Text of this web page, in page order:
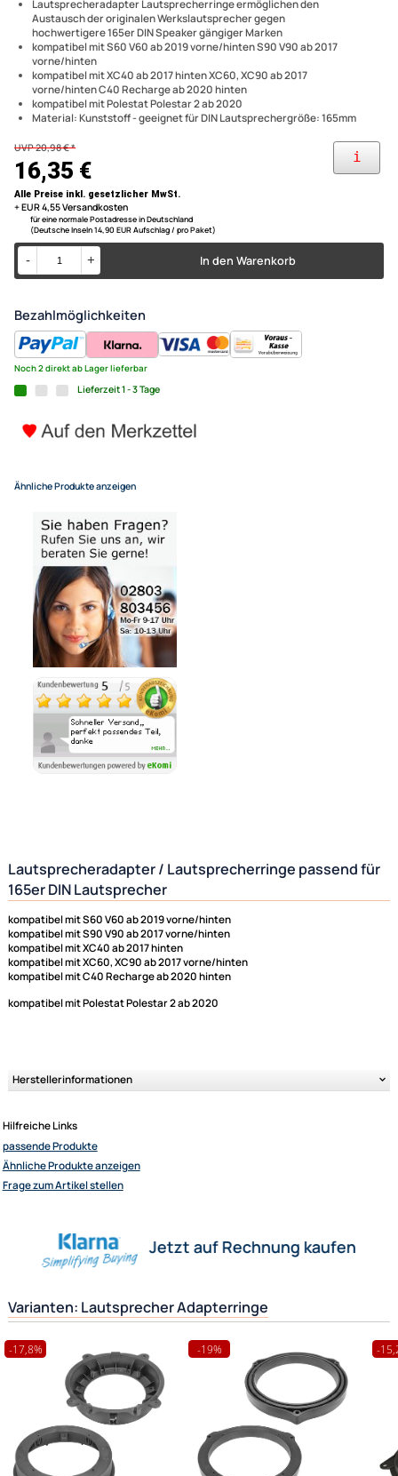
Lautsprecher Adapterringe
Volvo Polestat S60 V60 S90
XC90 Polestar 2 adaptiert
Lautsprecher
Lautsprecheradapter Lautsprecherringe ermöglichen den
Austausch der originalen Werkslautsprecher gegen
hochwertigere 165er DIN Speaker gängiger Marken
vorne/hinten
kompatibel mit XC40 ab 2017 hinten XC60, XC90 ab 2017
vorne/hinten C40 Recharge ab 2020 hinten
kompatibel mit Polestat Polestar 2 ab 2020
Material: Kunststoff - geeignet für DIN Lautsprechergröße: 165mm
Zustand:Neu
EAN:4251013651017
| Produkt bewerten
kompatibel mit XC40 ab 2017 hinten
kompatibel mit XC60, XC90 ab 2017 vorne/hinten
kompatibel mit C40 Recharge ab 2020 hinten
kompatibel mit Polestat Polestar 2 ab 2020
passende Produkte
Ähnliche Produkte anzeigen
Frage zum Artikel stellen
UVP 20,98 € *
16,35 €
+ EUR 4,55 Versandkosten
für eine normale Postadresse in Deutschland
- +
Bezahlmöglichkeiten
Noch 2 direkt ab Lager lieferbar
Lieferzeit 1 - 3 Tage
Ähnliche Produkte anzeigen
Jetzt auf Rechnung kaufen
Ultramall
Zahlungsarten
Unsere Leistungen